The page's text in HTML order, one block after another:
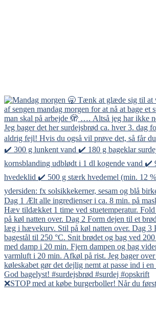
❌STOP med at købe burgerboller! Når du